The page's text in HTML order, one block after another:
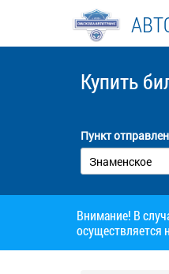
Купить
Пункт
Внимание! В
осуществляется